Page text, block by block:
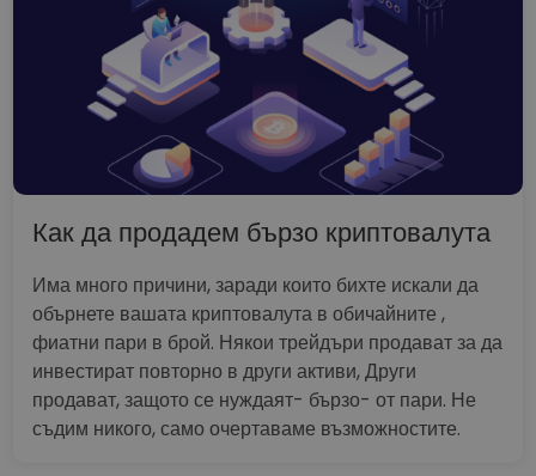
Как да продадем бързо криптовалута
Има много причини, заради които бихте искали да
обърнете вашата криптовалута в обичайните ,
фиатни пари в брой. Някои трейдъри продават за да
инвестират повторно в други активи, Други
продават, защото се нуждаят- бързо- от пари. Не
съдим никого, само очертаваме възможностите.